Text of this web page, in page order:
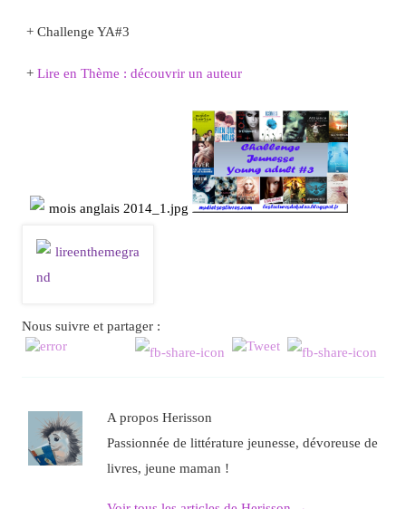
+ Challenge YA#3
+Lire en Thème : découvrir un auteur
Nous suivre et partager :
A propos Herisson
Passionnée de littérature jeunesse, dévoreuse de
livres, jeune maman !